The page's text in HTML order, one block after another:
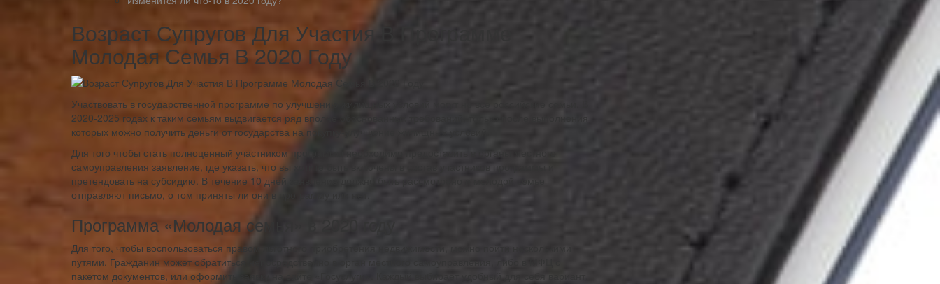
Возраст Супругов Для Участия В Программе
Молодая Семья В 2020 Году
Участвовать в государственной программе по улучшению жилищных условий могут не все российские семьи. В
2020-2025 годах к таким семьям выдвигается ряд вполне обоснованных требований, только после выполнения
которых можно получить деньги от государства на покупку-улучшение жилищных условий.
Для того чтобы стать полноценный участником программы необходимо предоставить в органы местного
самоуправления заявление, где указать, что вы хотите быть включены в состав участников программы и
претендовать на субсидию. В течение 10 дней заявление должно быть рассмотрено и молодой семье
отправляют письмо, о том приняты ли они в программу или нет.
Программа «Молодая семья» в 2020 году
Для того, чтобы воспользоваться правом льготного приобретения недвижимости, можно пойти несколькими
путями. Гражданин может обратиться непосредственно в орган местного самоуправления, либо в МФЦ с
пакетом документов, или оформить заявку на сайте «Госуслуги». Каждый выбирает удобный для себя вариант.